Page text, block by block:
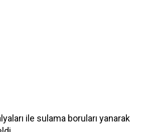
ile sulama boruları yanarak